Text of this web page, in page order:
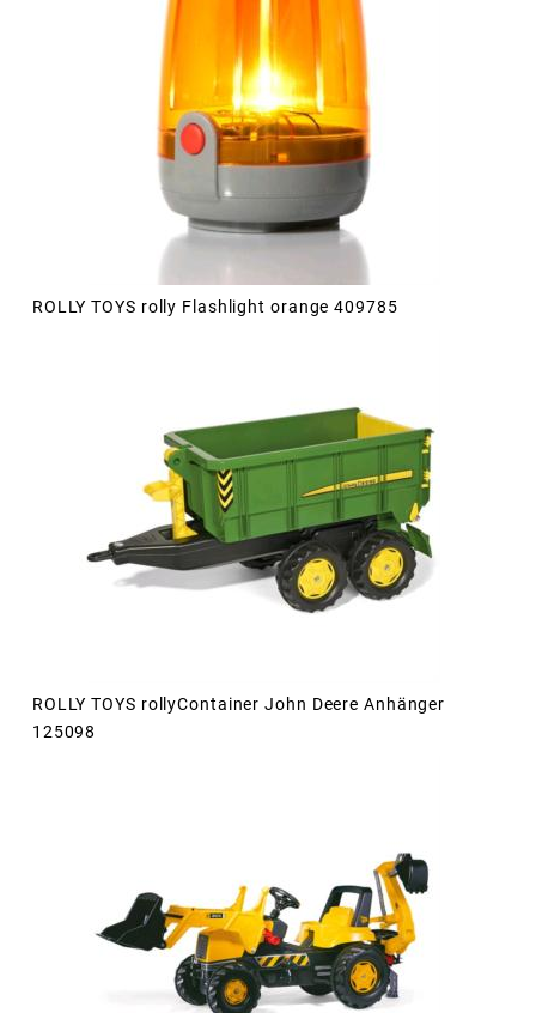
ROLLY TOYS rolly Flashlight orange 409785
ROLLY TOYS rollyContainer John Deere Anhänger
125098